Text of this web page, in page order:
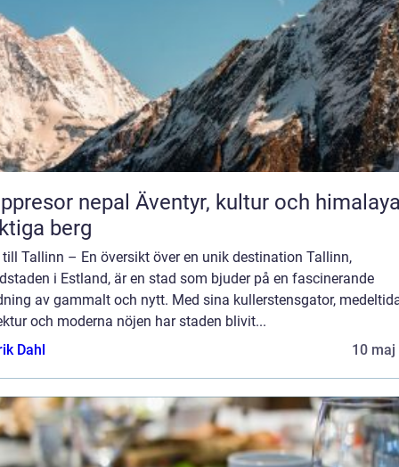
nepal Äventyr, kultur och himalayas
berg
till Tallinn – En översikt över en unik destination Tallinn,
i Estland, är en stad som bjuder på en fascinerande
av gammalt och nytt. Med sina kullerstensgator,
och moderna nöjen har staden blivit...
Dahl
10 maj